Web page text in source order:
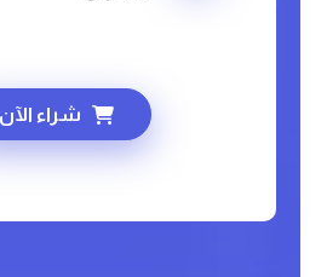
شراء الآن